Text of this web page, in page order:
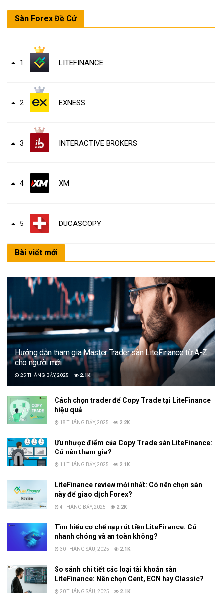
Sàn Forex Đề Cử
1 LITEFINANCE
2 EXNESS
3 INTERACTIVE BROKERS
4 XM
5 DUCASCOPY
Bài viết mới
Hướng dẫn tham gia Master Trader sàn LiteFinance từ A-Z
cho người mới
25 THÁNG BẢY, 2025 2.1K
Cách chọn trader để Copy Trade tại LiteFinance
hiệu quả
18 THÁNG BẢY, 2025 2.2K
Ưu nhược điểm của Copy Trade sàn LiteFinance:
Có nên tham gia?
11 THÁNG BẢY, 2025 2.1K
LiteFinance review mới nhất: Có nên chọn sàn
này để giao dịch Forex?
4 THÁNG BẢY, 2025 2.2K
Tìm hiểu cơ chế nạp rút tiền LiteFinance: Có
nhanh chóng và an toàn không?
30 THÁNG SÁU, 2025 2.1K
So sánh chi tiết các loại tài khoản sàn
LiteFinance: Nên chọn Cent, ECN hay Classic?
20 THÁNG SÁU, 2025 2.1K